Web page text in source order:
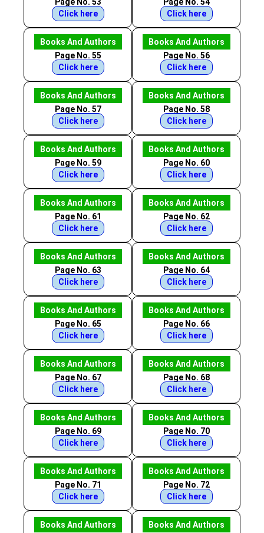
Click here
Click here
Books And Authors
Page No. 55
Click here
Books And Authors
Page No. 56
Click here
Books And Authors
Page No. 57
Click here
Books And Authors
Page No. 58
Click here
Books And Authors
Page No. 59
Click here
Books And Authors
Page No. 60
Click here
Books And Authors
Page No. 61
Click here
Books And Authors
Page No. 62
Click here
Books And Authors
Page No. 63
Click here
Books And Authors
Page No. 64
Click here
Books And Authors
Page No. 65
Click here
Books And Authors
Page No. 66
Click here
Books And Authors
Page No. 67
Click here
Books And Authors
Page No. 68
Click here
Books And Authors
Page No. 69
Click here
Books And Authors
Page No. 70
Click here
Books And Authors
Page No. 71
Click here
Books And Authors
Page No. 72
Click here
Books And Authors
Books And Authors